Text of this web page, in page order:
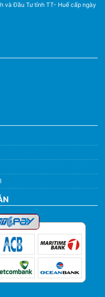
và Đầu Tư tỉnh TT- Huế cấp ngày